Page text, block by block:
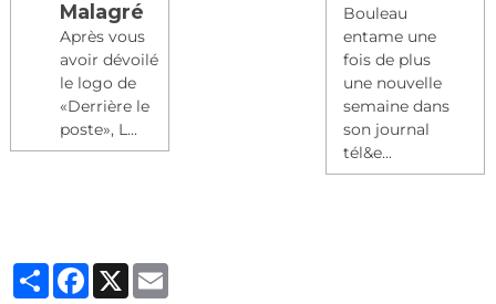
Malagré
Après vous
avoir dévoilé
le logo de
«Derrière le
poste», L...
Bouleau
entame une
fois de plus
une nouvelle
semaine dans
son journal
tél&e...
Partager
Facebook
X